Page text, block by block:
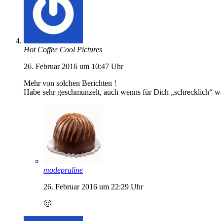
Hot Coffee Cool Pictures
26. Februar 2016 um 10:47 Uhr
Mehr von solchen Berichten !
Habe sehr geschmunzelt, auch wenns für Dich „schrecklich“
modepraline
26. Februar 2016 um 22:29 Uhr
🙂